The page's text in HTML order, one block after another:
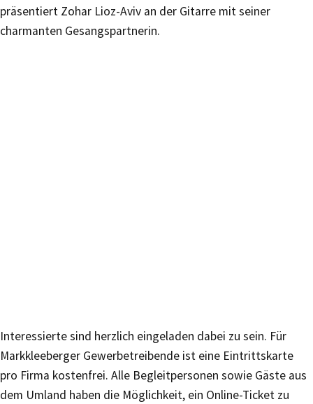
präsentiert Zohar Lioz-Aviv an der Gitarre mit seiner
charmanten Gesangspartnerin.
Interessierte sind herzlich eingeladen dabei zu sein. Für
Markkleeberger Gewerbetreibende ist eine Eintrittskarte
pro Firma kostenfrei. Alle Begleitpersonen sowie Gäste aus
dem Umland haben die Möglichkeit, ein Online-Ticket zu